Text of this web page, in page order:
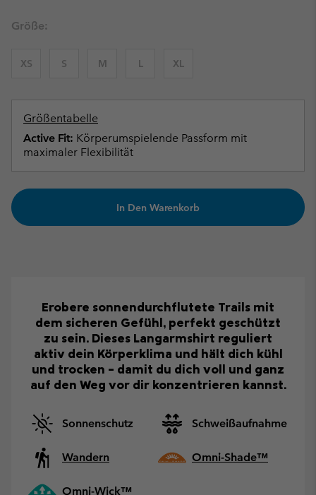
Größe:
XS S M L XL
Größentabelle
Active Fit: Körperumspielende Passform mit
maximaler Flexibilität
In Den Warenkorb
Erobere sonnendurchflutete Trails mit
dem sicheren Gefühl, perfekt geschützt
zu sein. Dieses Langarmshirt reguliert
aktiv dein Körperklima und hält dich kühl
und trocken – damit du dich voll und ganz
auf den Weg vor dir konzentrieren kannst.
Sonnenschutz Schweißaufnahme
Wandern Omni-Shade™
Omni-Wick™